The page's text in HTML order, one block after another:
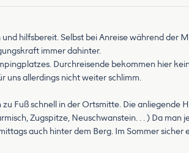
hilfsbereit. Selbst bei Anreise während der
immer dahinter.
Durchreisende bekommen hier
uns allerdings nicht weiter schlimm.
Fuß schnell in der Ortsmitte. Die
Zugspitze, Neuschwanstein. . . ) Da
auch hinter dem Berg. Im Sommer sicher